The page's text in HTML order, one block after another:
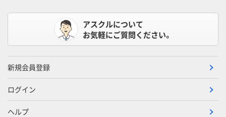
アスクルについて
お気軽にご質問ください。
新規会員登録
ログイン
ヘルプ